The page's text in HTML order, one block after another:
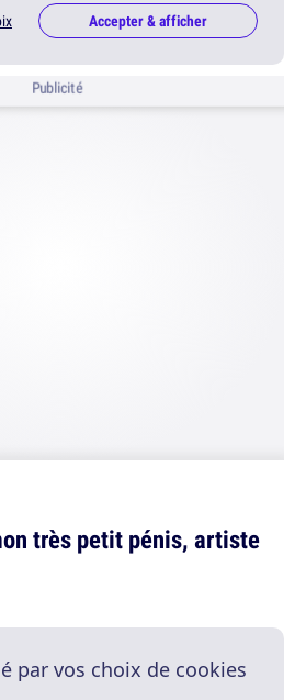
Accepter & afficher
Publicité
très petit pénis, artiste
par vos choix de cookies